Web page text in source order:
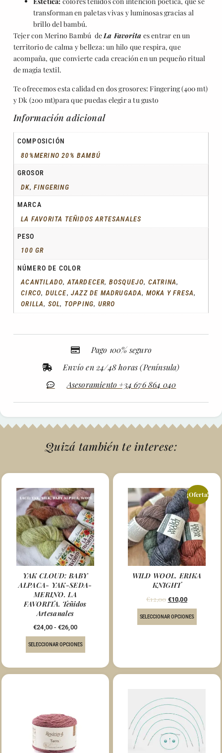
transforman en paletas vivas y luminosas gracias al
brillo del bambú.
Tejer con Merino Bambú deLa Favorita es entrar en un
territorio de calma y belleza: un hilo que respira, que
acompaña, que convierte cada creación en un pequeño ritual
de magia textil.
Te ofrecemos esta calidad en dos grosores: Fingering (400 mt)
y Dk (200 mt)para que puedas elegir a tu gusto
Información adicional
COMPOSICIÓN
80%MERINO 20% BAMBÚ
GROSOR
DK, FINGERING
MARCA
LA FAVORITA TEÑIDOS ARTESANALES
PESO
100 GR
NÚMERO DE COLOR
ACANTILADO,ATARDECER, BOSQUEJO, CATRINA,
CIRCO, DULCE, JAZZ DE MADRUGADA, MOKA Y FRESA,
ORILLA, SOL, TOPPING, URRO
Pago 100% seguro
Envío en 24/48 horas (Península)
Asesoramiento +34 676 864 040
Quizá también te interese:
YAK CLOUD: BABY
ALPACA- YAK-SEDA-
MERINO. LA
FAVORITA. Teñidos
Artesanales
€24,00 - €26,00
SELECCIONAR OPCIONES
¡Oferta!
WILD WOOL. ERIKA
KNIGHT
€12,00 €10,00
SELECCIONAR OPCIONES